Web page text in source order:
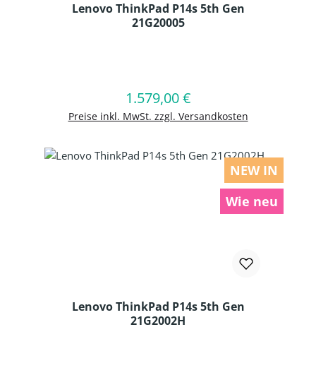
Lenovo ThinkPad P14s 5th Gen
21G20005
Regulärer Preis:
1.579,00 €
Preise inkl. MwSt. zzgl. Versandkosten
In den Warenkorb
NEW IN
Wie neu
Lenovo ThinkPad P14s 5th Gen
21G2002H